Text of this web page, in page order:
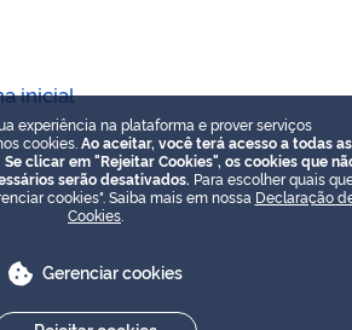
inicial
experiência na plataforma e prover serviços
cookies. Ao aceitar, você terá acesso a todas as
clicar em "Rejeitar Cookies", os cookies que
serão desativados. Para escolher quais
cookies". Saiba mais em nossa Declaração
Cookies
Gerenciar cookies